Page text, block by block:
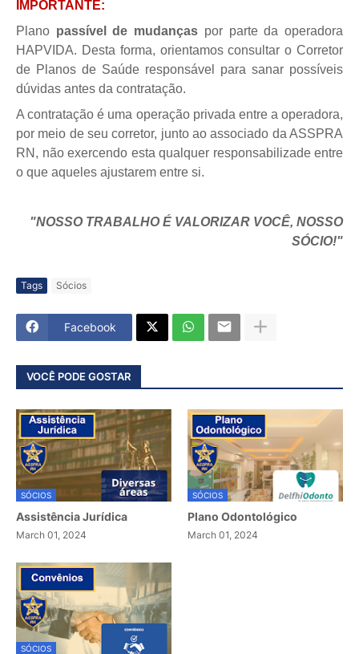
IMPORTANTE:
Plano passível de mudanças por parte da operadora
HAPVIDA. Desta forma, orientamos consultar o Corretor
de Planos de Saúde responsável para sanar possíveis
dúvidas antes da contratação.
A contratação é uma operação privada entre a operadora,
por meio de seu corretor, junto ao associado da ASSPRA
RN, não exercendo esta qualquer responsabilizade entre
o que aqueles ajustarem entre si.
"NOSSO TRABALHO É VALORIZAR VOCÊ, NOSSO
SÓCIO!"
Tags Sócios
Facebook
VOCÊ PODE GOSTAR
SÓCIOS
Assistência Jurídica
March 01, 2024
SÓCIOS
Plano Odontológico
March 01, 2024
SÓCIOS